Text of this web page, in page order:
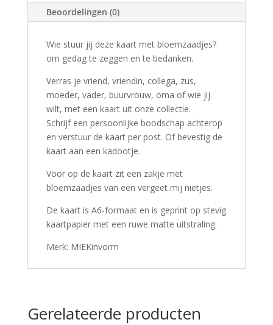
ziens,
bedankt
aantal
Beoordelingen (0)
Wie stuur jij deze kaart met bloemzaadjes?
om gedag te zeggen en te bedanken.
Verras je vriend, vriendin, collega, zus,
moeder, vader, buurvrouw, oma of wie jij
wilt, met een kaart uit onze collectie.
Schrijf een persoonlijke boodschap achterop
en verstuur de kaart per post. Of bevestig de
kaart aan een kadootje.
Voor op de kaart zit een zakje met
bloemzaadjes van een vergeet mij nietjes.
De kaart is A6-formaat en is geprint op stevig
kaartpapier met een ruwe matte uitstraling.
Merk: MIEKinvorm
Gerelateerde producten